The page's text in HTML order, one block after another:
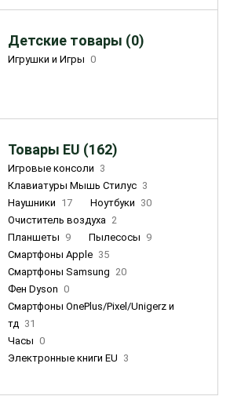
Детские товары (0)
Игрушки и Игры 0
Товары EU (162)
Игровые консоли 3
Клавиатуры Мышь Стилус 3
Наушники 17 Ноутбуки 30
Очиститель воздуха 2
Планшеты 9 Пылесосы 9
Смартфоны Apple 35
Смартфоны Samsung 20
Фен Dyson 0
Смартфоны OnePlus/Pixel/Unigerz и
тд 31
Часы 0
Электронные книги EU 3